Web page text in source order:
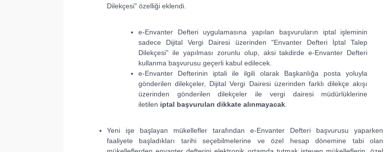
Dilekçesi" özelliği eklendi.
e-Envanter Defteri uygulamasına yapılan başvuruların iptal işleminin
sadece Dijital Vergi Dairesi üzerinden "Envanter Defteri İptal Talep
Dilekçesi" ile yapılması zorunlu olup, aksi takdirde e-Envanter Defteri
kullanma başvurusu geçerli kabul edilecek.
e-Envanter Defterinin iptali ile ilgili olarak Başkanlığa posta yoluyla
gönderilen dilekçeler, Dijital Vergi Dairesi üzerinden farklı dilekçe akışı
üzerinden gönderilen dilekçeler ile vergi dairesi müdürlüklerine
iletilen iptal başvuruları dikkate alınmayacak
Yeni işe başlayan mükellefler tarafından e-Envanter Defteri başvurusu yaparken
faaliyete başladıkları tarihi seçebilmelerine ve özel hesap dönemine tabi olan